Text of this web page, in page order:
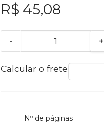
R$ 45,08
- +
Calcular o frete
Nº de páginas